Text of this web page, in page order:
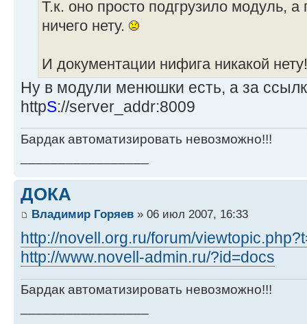
Т.к. оно просто подгрузило модуль, а
ничего нету.
И документации нифига никакой
Ну в модули менюшки есть, а за
httpS://server_addr:8009
Бардак автоматизировать невозможно!!!
ДОКА
Владимир Горяев » 06 июл 2007, 16:33
http://novell.org.ru/forum/
http://www.novell-admin.ru/?id=docs
Бардак автоматизировать невозможно!!!